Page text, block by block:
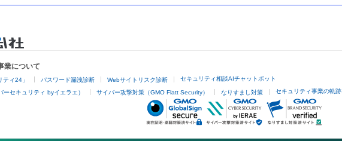
業について
ィ24」 パスワード漏洩診断 Webサイトリスク診断 セキュリティ相談AIチャットボット
セキュリティ byイエラエ） サイバー攻撃対策（GMO Flatt Security） なりすまし対策 セキュリティ事業の軌跡